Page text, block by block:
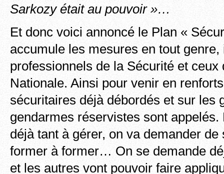
Sarkozy était au pouvoir »…
Et donc voici annoncé le Plan «
accumule les mesures en tout genre,
professionnels de la Sécurité et ceux
Nationale. Ainsi pour venir en
sécuritaires déjà débordés et sur les
gendarmes réservistes sont appelés.
déjà tant à gérer, on va demander de
former à former… On se demande
et les autres vont pouvoir faire